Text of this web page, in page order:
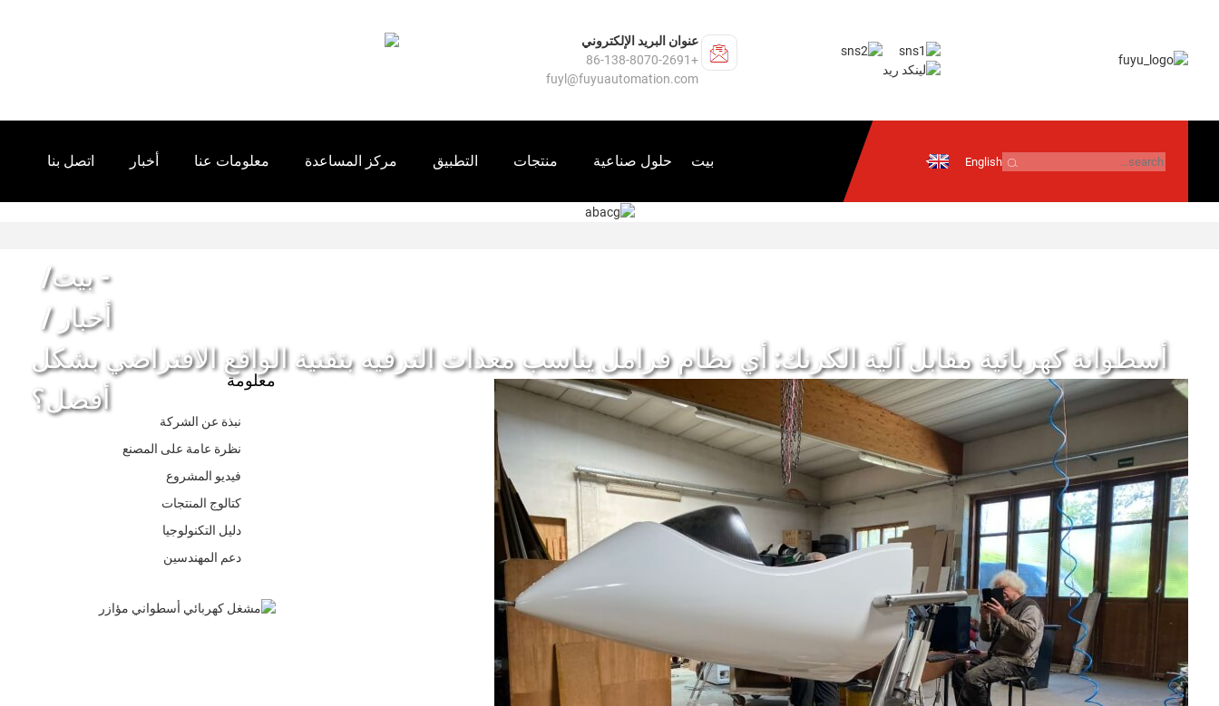
عنوان البريد الإلكتروني
+86-138-8070-2691
fuyl@fuyuautomation.com
بيت حلول صناعية منتجات التطبيق مركز المساعدة معلومات عنا أخبار اتصل بنا English
بيت
أخبار
أسطوانة كهربائية مقابل آلية الكرنك: أي نظام فرامل يناسب معدات الترفيه بتقنية الواقع الافتراضي بشكل
أفضل؟
معلومة
نبذة عن الشركة
نظرة عامة على المصنع
فيديو المشروع
كتالوج المنتجات
دليل التكنولوجيا
دعم المهندسين